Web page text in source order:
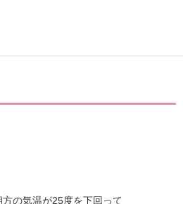
の気温が25度を下回って